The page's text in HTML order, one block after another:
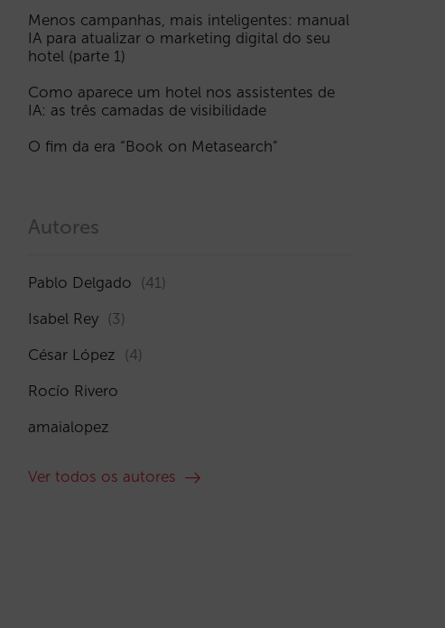
Menos campanhas, mais inteligentes: manual
IA para atualizar o marketing digital do seu
hotel (parte 1)
Como aparece um hotel nos assistentes de
IA: as três camadas de visibilidade
O fim da era “Book on Metasearch”
Autores
Pablo Delgado (41)
Isabel Rey (3)
César López (4)
Rocío Rivero
amaialopez
Ver todos os autores